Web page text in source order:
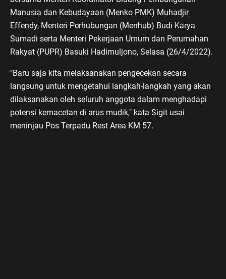
Manusia dan Kebudayaan (Menko PMK) Muhadjir
Effendy, Menteri Perhubungan (Menhub) Budi Karya
Sumadi serta Menteri Pekerjaan Umum dan Perumahan
Rakyat (PUPR) Basuki Hadimuljono, Selasa (26/4/2022).
"Baru saja kita melaksanakan pengecekan secara
langsung untuk mengetahui langkah-langkah yang akan
dilaksanakan oleh seluruh anggota dalam menghadapi
potensi kemacetan di arus mudik," kata Sigit usai
meninjau Pos Terpadu Rest Area KM 57.